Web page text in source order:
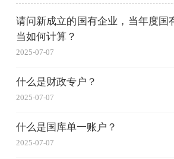
请问新成立的国有企业，当年度国
当如何计算？
2025-07-07
什么是财政专户？
2025-07-07
什么是国库单一账户？
2025-07-07